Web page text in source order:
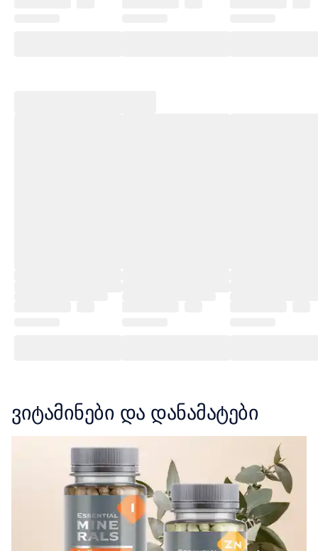
ვიტამინები და დანამატები